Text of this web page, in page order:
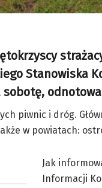
Stanowiska
piwnic i dróg.
w powiatach:
Jak
Informacji